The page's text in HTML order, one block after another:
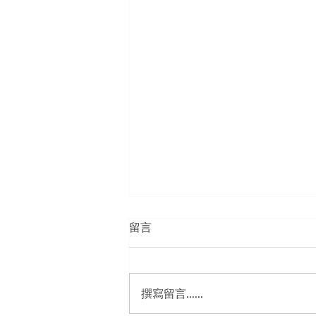
逆向看沒事
留言
撰寫留言......